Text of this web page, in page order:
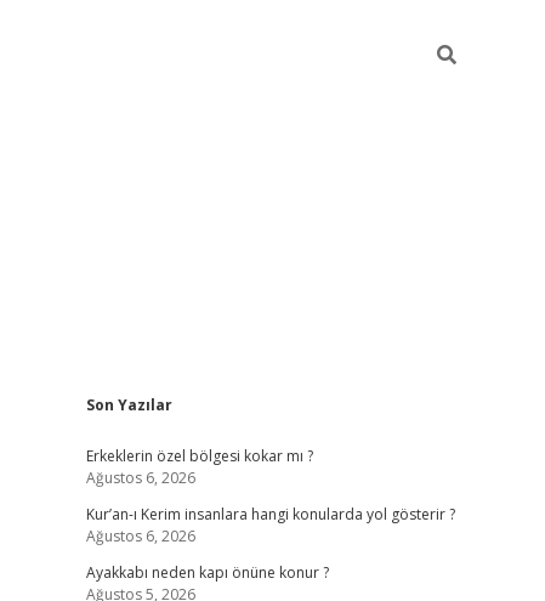
Sidebar
Son Yazılar
Erkeklerin özel bölgesi kokar mı ?
Ağustos 6, 2026
Kur’an-ı Kerim insanlara hangi konularda yol gösterir ?
Ağustos 6, 2026
Ayakkabı neden kapı önüne konur ?
Ağustos 5, 2026